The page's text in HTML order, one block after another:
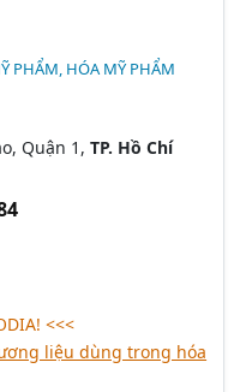
PHẨM, HÓA MỸ PHẨM
Quận 1,TP. Hồ Chí
<<<
liệu dùng trong hóa